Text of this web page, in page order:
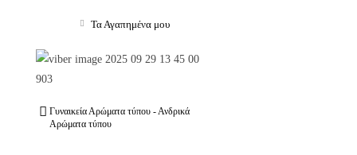
Τα Αγαπημένα μου
Γυναικεία Αρώματα τύπου - Ανδρικά
Αρώματα τύπου